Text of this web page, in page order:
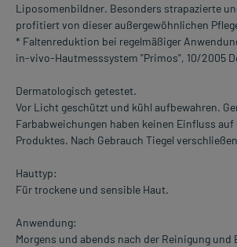
Liposomenbildner. Besonders strapazierte
profitiert von dieser außergewöhnlichen
* Faltenreduktion bei regelmäßiger
in-vivo-Hautmesssystem "Primos", 10/2005
Dermatologisch getestet.
Vor Licht geschützt und kühl aufbewahren.
Farbabweichungen haben keinen Einfluss auf
Produktes. Nach Gebrauch Tiegel
Hauttyp:
Für trockene und sensible Haut.
Anwendung:
Morgens und abends nach der Reinigung